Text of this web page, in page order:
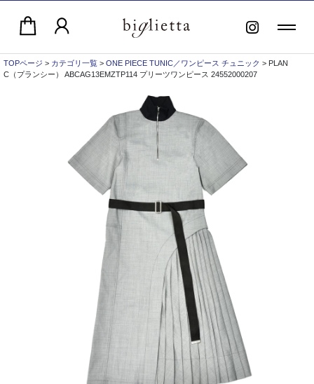
TOPページ > カテゴリ一覧 > ONE PIECE TUNIC／ワンピース チュニック > PLAN
C（プランシー） ABCAG13EMZTP114 プリーツワンピース 24552000207